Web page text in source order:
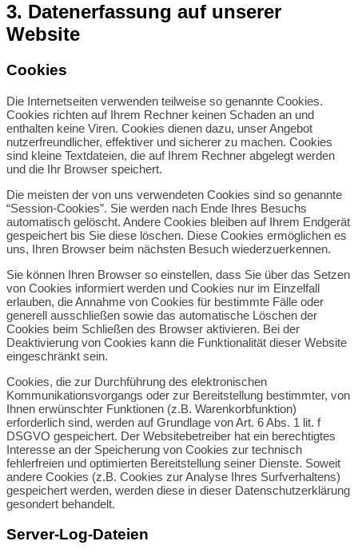
3. Datenerfassung auf unserer
Website
Cookies
Die Internetseiten verwenden teilweise so genannte Cookies.
Cookies richten auf Ihrem Rechner keinen Schaden an und
enthalten keine Viren. Cookies dienen dazu, unser Angebot
nutzerfreundlicher, effektiver und sicherer zu machen. Cookies
sind kleine Textdateien, die auf Ihrem Rechner abgelegt werden
und die Ihr Browser speichert.
Die meisten der von uns verwendeten Cookies sind so genannte
“Session-Cookies”. Sie werden nach Ende Ihres Besuchs
automatisch gelöscht. Andere Cookies bleiben auf Ihrem Endgerät
gespeichert bis Sie diese löschen. Diese Cookies ermöglichen es
uns, Ihren Browser beim nächsten Besuch wiederzuerkennen.
Sie können Ihren Browser so einstellen, dass Sie über das Setzen
von Cookies informiert werden und Cookies nur im Einzelfall
erlauben, die Annahme von Cookies für bestimmte Fälle oder
generell ausschließen sowie das automatische Löschen der
Cookies beim Schließen des Browser aktivieren. Bei der
Deaktivierung von Cookies kann die Funktionalität dieser Website
eingeschränkt sein.
Cookies, die zur Durchführung des elektronischen
Kommunikationsvorgangs oder zur Bereitstellung bestimmter, von
Ihnen erwünschter Funktionen (z.B. Warenkorbfunktion)
erforderlich sind, werden auf Grundlage von Art. 6 Abs. 1 lit. f
DSGVO gespeichert. Der Websitebetreiber hat ein berechtigtes
Interesse an der Speicherung von Cookies zur technisch
fehlerfreien und optimierten Bereitstellung seiner Dienste. Soweit
andere Cookies (z.B. Cookies zur Analyse Ihres Surfverhaltens)
gespeichert werden, werden diese in dieser Datenschutzerklärung
gesondert behandelt.
Server-Log-Dateien